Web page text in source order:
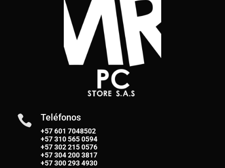
 Teléfonos
+57 601 7048502
+57310 565 0594
+57302 215 0576
+57304 200 3817
+57300 293 4930